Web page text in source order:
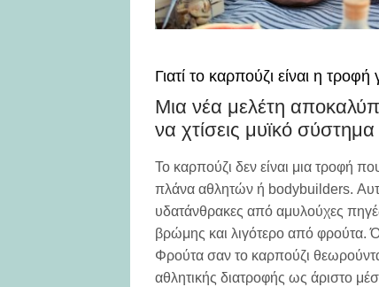
Γιατί το καρπούζι είναι η
Μια νέα μελέτη
να χτίσεις μυϊκό
Το καρπούζι δεν είναι μια τροφή
πλάνα αθλητών ή bodybuilders.
υδατάνθρακες από αμυλούχες
βρώμης και λιγότερο από φρούτα.
Φρούτα σαν το καρπούζι
αθλητικής διατροφής ως άριστο